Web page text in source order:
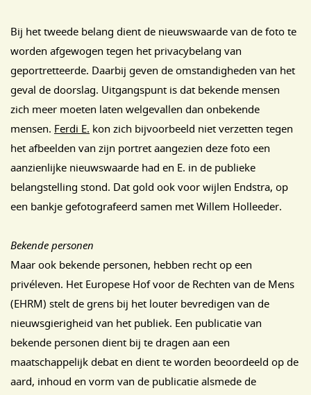
Bij het tweede belang dient de nieuwswaarde van de foto te
worden afgewogen tegen het privacybelang van
geportretteerde. Daarbij geven de omstandigheden van het
geval de doorslag. Uitgangspunt is dat bekende mensen
zich meer moeten laten welgevallen dan onbekende
mensen. Ferdi E. kon zich bijvoorbeeld niet verzetten tegen
het afbeelden van zijn portret aangezien deze foto een
aanzienlijke nieuwswaarde had en E. in de publieke
belangstelling stond. Dat gold ook voor wijlen Endstra, op
een bankje gefotografeerd samen met Willem Holleeder.
Bekende personen
Maar ook bekende personen, hebben recht op een
privéleven. Het Europese Hof voor de Rechten van de Mens
(EHRM) stelt de grens bij het louter bevredigen van de
nieuwsgierigheid van het publiek. Een publicatie van
bekende personen dient bij te dragen aan een
maatschappelijk debat en dient te worden beoordeeld op de
aard, inhoud en vorm van de publicatie alsmede de